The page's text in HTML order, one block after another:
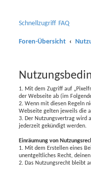
Schnellzugriff FAQ
Foren-Übersicht
1. Mit dem Zugriff auf
der Webseite ab (im
2. Wenn mit diesen Regeln
Webseite gelten jeweils die
3. Der Nutzungsvertrag wird
jederzeit gekündigt werden.
Einräumung von
1. Mit dem Erstellen eines
unentgeltliches Recht,
2. Das Nutzungsrecht bleibt